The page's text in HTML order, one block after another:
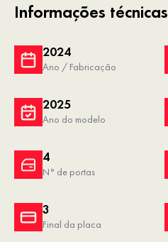
Informações técnicas
2024
Ano / Fabricação
4
N° de portas
2025
Ano do modelo
3
Final da placa